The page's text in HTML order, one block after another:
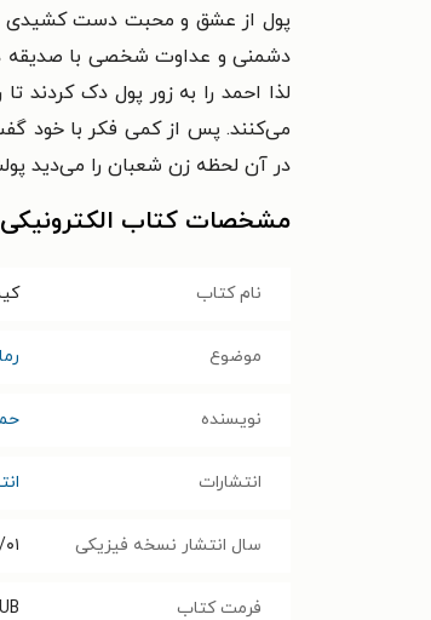
پول از عشق و محبت دست کشیدی و
دشمنی و عداوت شخصی با صدیقه
لذا احمد را به زور پول دک
می‌کنند. پس از کمی فکر با خود
در آن لحظه زن شعبان را می‌دید
مشخصات کتاب الکترونیکی
نام کتاب
موضوع
نویسنده
انتشارات
سال انتشار نسخه فیزیکی
فرمت کتاب